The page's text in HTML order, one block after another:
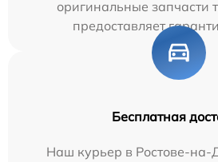
оригинальные запчасти
предоставляет
Бесплатная
Наш курьер в Ростове-на-